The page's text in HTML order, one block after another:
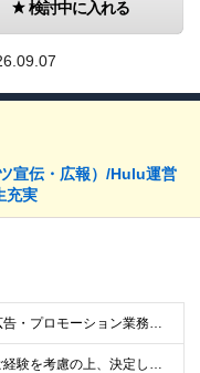
検討中に入れる
宣伝・広報）/Hulu運営
充実
◆コンテンツ宣伝や広告・プロモーション業務の実務経験が5年以上ある方 ◆宣伝施策の企画から実行・効果検証までの一貫して担当した経験がある方 ◆関係者調整やプロジェクト管理のスキル（制作進行管理含む）を
◆年収400万円～ ※ご経験を考慮の上、決定します ※決算賞与あり ≪年収例≫ ◆メンバー：年収400万〜600万 ◆マネージャー：年収600万〜1000万